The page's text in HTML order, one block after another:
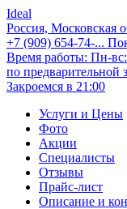
Ideal
Россия, Московская
+7 (909) 654-74-...
Время работы: Пн-
по предварительной
Закроемся в 21:00
Услуги и Цены
Фото
Акции
Специалисты
Отзывы
Прайс-лист
Описание и